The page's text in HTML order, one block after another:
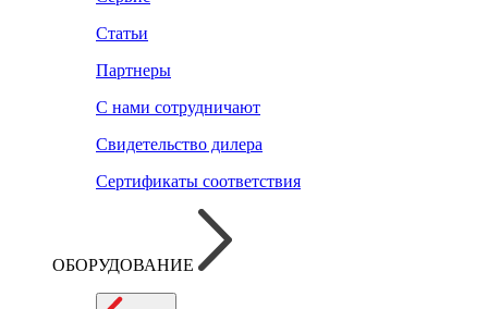
Статьи
Партнеры
С нами сотрудничают
Свидетельство дилера
Сертификаты соответствия
ОБОРУДОВАНИЕ